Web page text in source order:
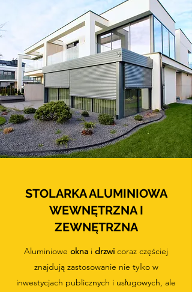
STOLARKA ALUMINIOWA
WEWNĘTRZNA I
ZEWNĘTRZNA
Aluminiowe okna i drzwi coraz częściej
znajdują zastosowanie nie tylko w
inwestycjach publicznych i usługowych, ale